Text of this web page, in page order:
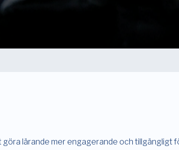
lärande mer engagerande och tillgängligt